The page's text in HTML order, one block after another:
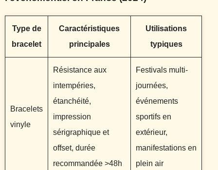
Type de
bracelet
Caractéristiques
principales
Utilisations
typiques
Bracelets
vinyle
Résistance aux
intempéries,
étanchéité,
impression
sérigraphique et
offset, durée
recommandée >48h
Festivals multi-
journées,
événements
sportifs en
extérieur,
manifestations en
plein air